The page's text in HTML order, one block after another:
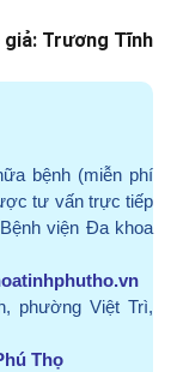
giả: Trương Tĩnh
bệnh (miễn phí
tư vấn trực tiếp
viện Đa khoa
phường Việt Trì,
Thọ